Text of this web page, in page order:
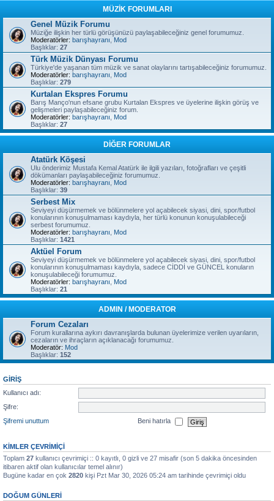
MÜZİK FORUMLARI
Genel Müzik Forumu
Müziğe ilişkin her türlü görüşünüzü paylaşabileceğiniz genel forumumuz.
Moderatörler: barışhayranı
Mod
Başlıklar: 27
Türk Müzik Dünyası Forumu
Türkiye'de yaşanan tüm müzik ve sanat olaylarını tartışabileceğiniz forumumuz.
Moderatörler: barışhayranı
Mod
Başlıklar: 279
Kurtalan Ekspres Forumu
Barış Manço'nun efsane grubu Kurtalan Ekspres ve üyelerine ilişkin görüş ve
gelişmeleri paylaşabileceğiniz forum.
Moderatörler: barışhayranı
Mod
Başlıklar: 27
DİĞER FORUMLAR
Atatürk Köşesi
Ulu önderimiz Mustafa Kemal Atatürk ile ilgili yazıları, fotoğrafları ve çeşitli
dökümanları paylaşabileceğiniz forumumuz.
Moderatörler: barışhayranı
Mod
Başlıklar: 39
Serbest Mix
Seviyeyi düşürmemek ve bölünmelere yol açabilecek siyasi, dini, spor/futbol
konularının konuşulmaması kaydıyla, her türlü konunun konuşulabileceği
serbest forumumuz.
Moderatörler: barışhayranı
Mod
Başlıklar: 1421
Aktüel Forum
Seviyeyi düşürmemek ve bölünmelere yol açabilecek siyasi, dini, spor/futbol
konularının konuşulmaması kaydıyla, sadece CİDDİ ve GÜNCEL konuların
konuşulabileceği forumumuz.
Moderatörler: barışhayranı
Mod
Başlıklar: 21
ADMIN / MODERATOR
Forum Cezaları
Forum kurallarına aykırı davranışlarda bulunan üyelerimize verilen uyarıların,
cezaların ve ihraçların açıklanacağı forumumuz.
Moderatör: Mod
Başlıklar: 152
GIRIŞ
Kullanıcı adı:
Şifre:
Şifremi unuttum
Beni hatırla
KIMLER ÇEVRIMIÇI
Toplam 27 kullanıcı çevrimiçi :: 0 kayıtlı, 0 gizli ve 27 misafir (son 5 dakika öncesinden
itibaren aktif olan kullanıcılar temel alınır)
Bugüne kadar en çok 2820 kişi Pzt Mar 30, 2026 05:24 am tarihinde çevrimiçi oldu
DOĞUM GÜNLERI